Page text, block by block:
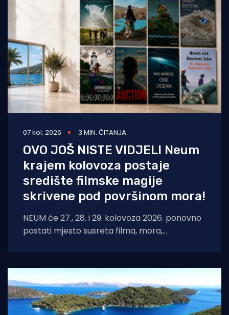
07 kol. 2026 3 MIN. ČITANJA
OVO JOŠ NISTE VIDJELI Neum
krajem kolovoza postaje
središte filmske magije
skrivene pod površinom mora!
NEUM će 27., 28. i 29. kolovoza 2026. ponovno
postati mjesto susreta filma, mora,